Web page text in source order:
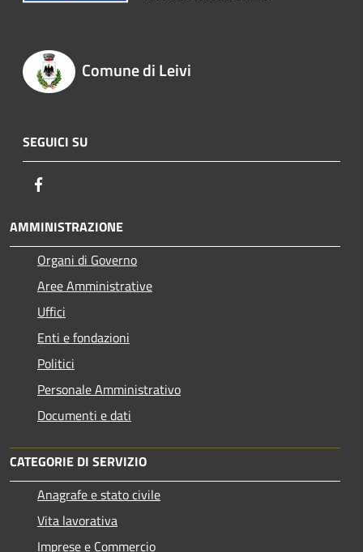
Comune di Leivi
SEGUICI SU
AMMINISTRAZIONE
Organi di Governo
Aree Amministrative
Uffici
Enti e fondazioni
Politici
Personale Amministrativo
Documenti e dati
CATEGORIE DI SERVIZIO
Anagrafe e stato civile
Vita lavorativa
Imprese e Commercio